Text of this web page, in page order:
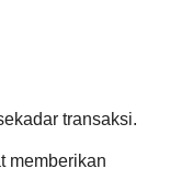
transaksi.
memberikan